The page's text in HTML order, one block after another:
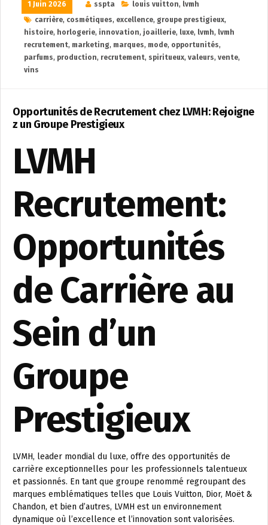
1 Juin 2026 sspta louis vuitton, lvmh
carrière, cosmétiques, excellence, groupe prestigieux,
histoire, horlogerie, innovation, joaillerie, luxe, lvmh, lvmh
recrutement, marketing, marques, mode, opportunités,
parfums, production, recrutement, spiritueux, valeurs, vente,
vins
Opportunités de Recrutement chez LVMH: Rejoigne
z un Groupe Prestigieux
LVMH
Recrutement:
Opportunités
de Carrière au
Sein d’un
Groupe
Prestigieux
LVMH, leader mondial du luxe, offre des opportunités de
carrière exceptionnelles pour les professionnels talentueux
et passionnés. En tant que groupe renommé regroupant des
marques emblématiques telles que Louis Vuitton, Dior, Moët &
Chandon, et bien d’autres, LVMH est un environnement
dynamique où l’excellence et l’innovation sont valorisées.